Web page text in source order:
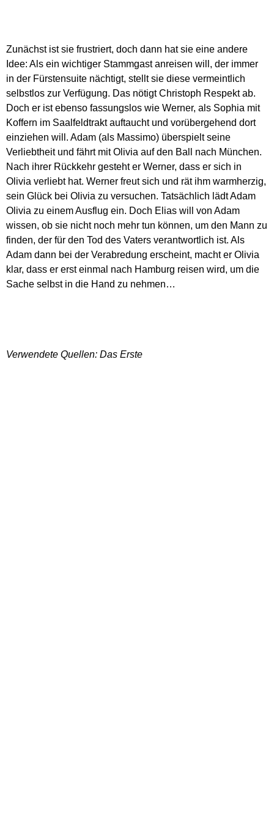
Zunächst ist sie frustriert, doch dann hat sie eine andere
Idee: Als ein wichtiger Stammgast anreisen will, der immer
in der Fürstensuite nächtigt, stellt sie diese vermeintlich
selbstlos zur Verfügung. Das nötigt Christoph Respekt ab.
Doch er ist ebenso fassungslos wie Werner, als Sophia mit
Koffern im Saalfeldtrakt auftaucht und vorübergehend dort
einziehen will. Adam (als Massimo) überspielt seine
Verliebtheit und fährt mit Olivia auf den Ball nach München.
Nach ihrer Rückkehr gesteht er Werner, dass er sich in
Olivia verliebt hat. Werner freut sich und rät ihm warmherzig,
sein Glück bei Olivia zu versuchen. Tatsächlich lädt Adam
Olivia zu einem Ausflug ein. Doch Elias will von Adam
wissen, ob sie nicht noch mehr tun können, um den Mann zu
finden, der für den Tod des Vaters verantwortlich ist. Als
Adam dann bei der Verabredung erscheint, macht er Olivia
klar, dass er erst einmal nach Hamburg reisen wird, um die
Sache selbst in die Hand zu nehmen…
Verwendete Quellen: Das Erste